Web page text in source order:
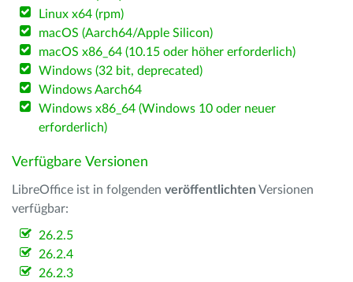
Linux x64 (rpm)
macOS (Aarch64/Apple Silicon)
macOS x86_64 (10.15 oder höher erforderlich)
Windows (32 bit, deprecated)
Windows Aarch64
Windows x86_64 (Windows 10 oder neuer
erforderlich)
Verfügbare Versionen
LibreOffice ist in folgenden veröffentlichten Versionen
verfügbar:
26.2.5
26.2.4
26.2.3